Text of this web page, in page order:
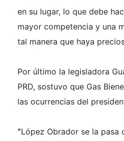
en su lugar, lo que debe
mayor competencia y una
tal manera que haya
Por último la legisladora
PRD, sostuvo que Gas
las ocurrencias del
“López Obrador se la pasa